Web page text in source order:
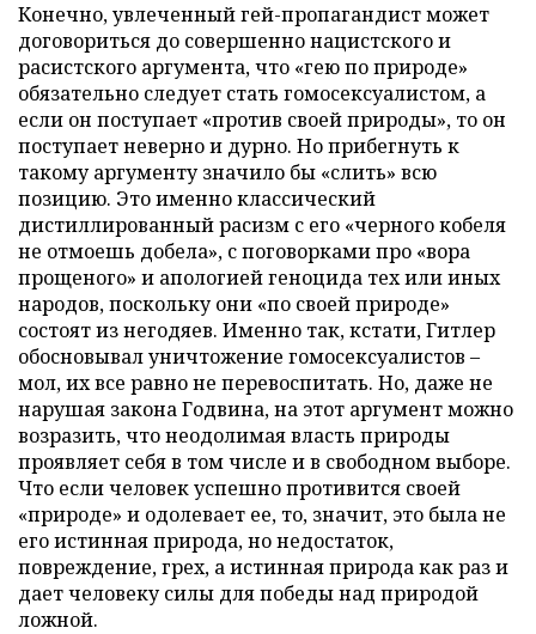
Конечно, увлеченный гей-пропагандист может
договориться до совершенно нацистского и
расистского аргумента, что «гею по природе»
обязательно следует стать гомосексуалистом, а
если он поступает «против своей природы», то он
поступает неверно и дурно. Но прибегнуть к
такому аргументу значило бы «слить» всю
позицию. Это именно классический
дистиллированный расизм с его «черного кобеля
не отмоешь добела», с поговорками про «вора
прощеного» и апологией геноцида тех или иных
народов, поскольку они «по своей природе»
состоят из негодяев. Именно так, кстати, Гитлер
обосновывал уничтожение гомосексуалистов –
мол, их все равно не перевоспитать. Но, даже не
нарушая закона Годвина, на этот аргумент можно
возразить, что неодолимая власть природы
проявляет себя в том числе и в свободном выборе.
Что если человек успешно противится своей
«природе» и одолевает ее, то, значит, это была не
его истинная природа, но недостаток,
повреждение, грех, а истинная природа как раз и
дает человеку силы для победы над природой
ложной.